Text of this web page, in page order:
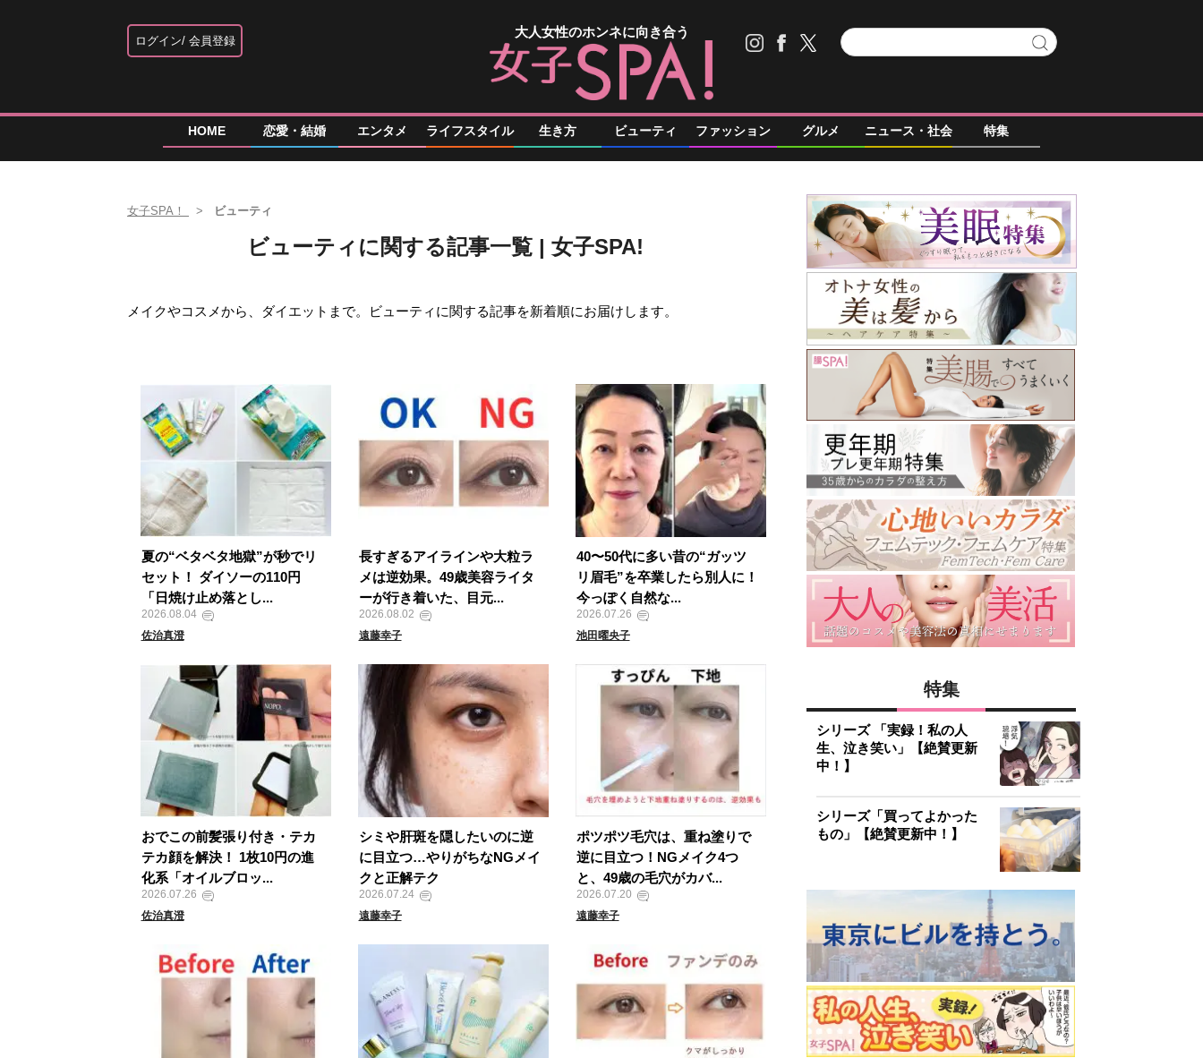
ログイン 会員登録
大人女性のホンネに向き合う
HOME 恋愛・結婚 エンタメ ライフスタイル 生き方 ビューティ ファッション グルメ ニュース・社会 特集
女子SPA！ ビューティ
ビューティに関する記事一覧 | 女子SPA!
メイクやコスメから、ダイエットまで。ビューティに関する記事を新着順にお届けします。
夏の“ベタベタ地獄”が秒でリ
セット！ ダイソーの110円
「日焼け止め落とし...
2026.08.04
佐治真澄
長すぎるアイラインや大粒ラ
メは逆効果。49歳美容ライタ
ーが行き着いた、目元...
2026.08.02
遠藤幸子
40〜50代に多い昔の“ガッツ
リ眉毛”を卒業したら別人に！
今っぽく自然な...
2026.07.26
池田曜央子
おでこの前髪張り付き・テカ
テカ顔を解決！ 1枚10円の進
化系「オイルブロッ...
2026.07.26
佐治真澄
シミや肝斑を隠したいのに逆
に目立つ…やりがちなNGメイ
クと正解テク
2026.07.24
遠藤幸子
ポツポツ毛穴は、重ね塗りで
逆に目立つ！NGメイク4つ
と、49歳の毛穴がカバ...
2026.07.20
遠藤幸子
特集
シリーズ 「実録！私の人
生、泣き笑い」【絶賛更新
中！】
シリーズ「買ってよかった
もの」【絶賛更新中！】